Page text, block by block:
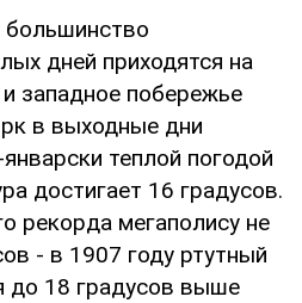
большинство
дней приходятся на
западное побережье
в выходные дни
теплой погодой
достигает 16 градусов.
рекорда мегаполису не
- в 1907 году ртутный
до 18 градусов выше